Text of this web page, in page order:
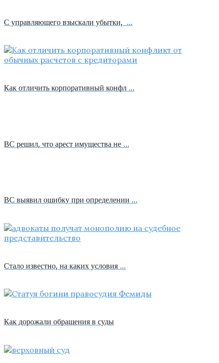
С управляющего взыскали убытки, …
Как отличить корпоративный конфл …
ВС решил, что арест имущества не …
ВС выявил ошибку при определении …
Стало известно, на каких условия …
Как дорожали обращения в суды